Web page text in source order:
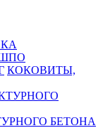
КОКОВИТЫ,
БЕТОНА